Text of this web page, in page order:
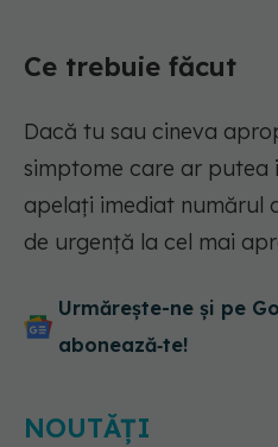
Ce trebuie făcut
Dacă tu sau cineva
simptome care ar putea
apelați imediat numărul
de urgență la cel mai
Urmărește-ne și pe
abonează‑te!
NOUTĂȚI